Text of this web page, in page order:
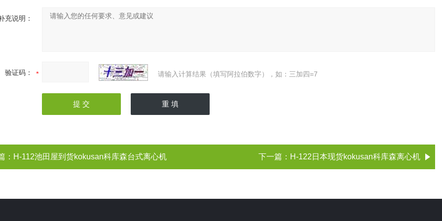
充说明：
验证码： 请输入计算结果（填写阿拉伯数字），如：三加四=7
： H-112池田屋到货kokusan科库森台式离心机 下一篇： H-122日本现货kokusan科库森离心机